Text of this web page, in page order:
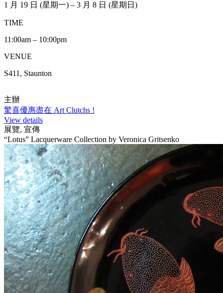
1 月 19 日 (星期一) – 3 月 8 日 (星期日)
TIME
11:00am – 10:00pm
VENUE
S411, Staunton
主辦
驚喜優惠盡在 Art Clutchs !
View details
展覽, 宣傳
“Lotus” Lacquerware Collection by Veronica Gritsenko